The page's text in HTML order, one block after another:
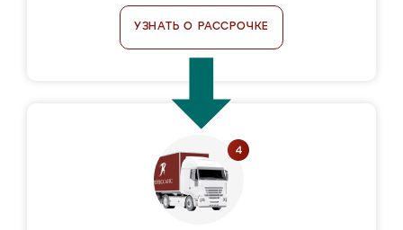
УЗНАТЬ О РАССРОЧКЕ